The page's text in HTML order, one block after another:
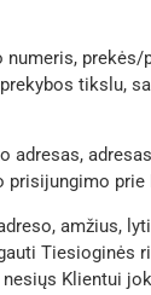
tikslu,
amžius,
Tiesioginės
Klientui